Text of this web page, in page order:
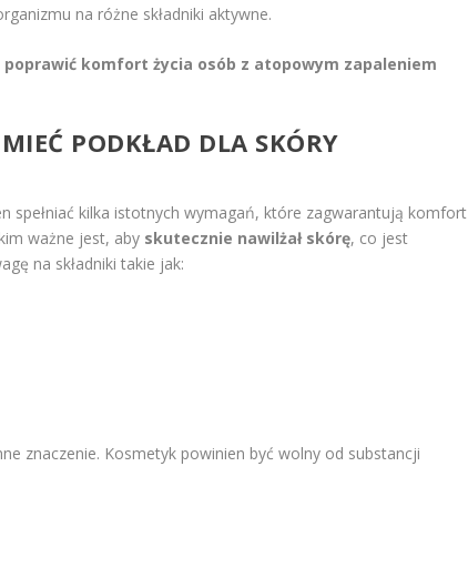
na różne składniki aktywne.
poprawić komfort życia osób z atopowym zapaleniem
PODKŁAD DLA SKÓRY
spełniać kilka istotnych wymagań, które zagwarantują komfort
ważne jest, aby skutecznie nawilżał skórę, co jest
na składniki takie jak:
znaczenie. Kosmetyk powinien być wolny od substancji